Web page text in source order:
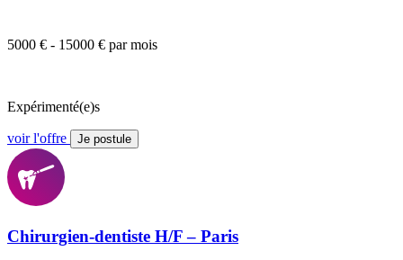
5000 € - 15000 € par mois
Expérimenté(e)s
voir l'offre Je postule
Chirurgien-dentiste H/F – Paris